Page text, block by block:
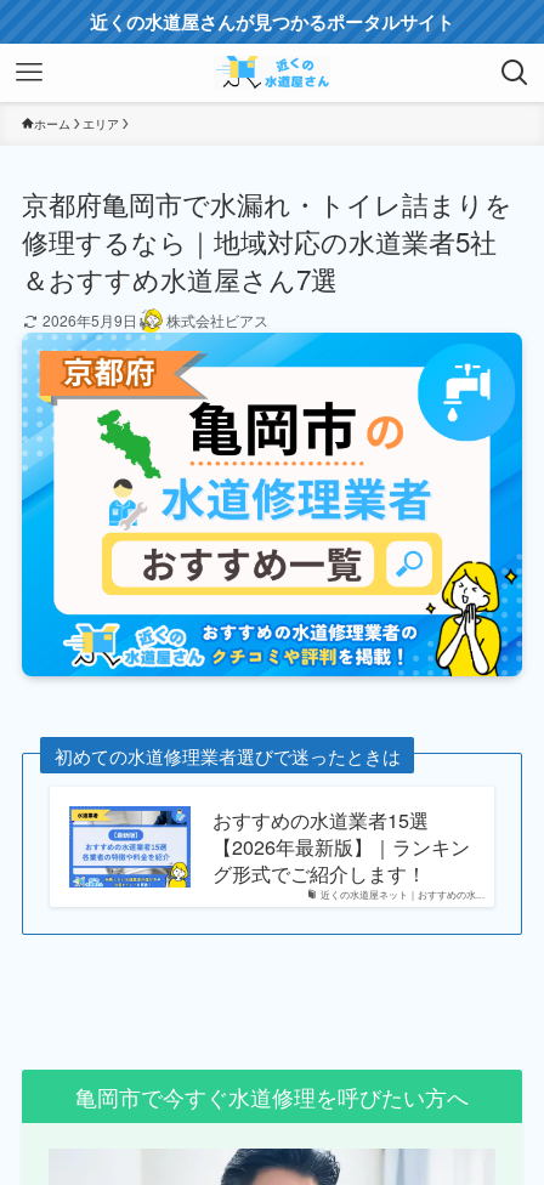
近くの水道屋さんが見つかるポータルサイト
ホーム エリア
京都府亀岡市で水漏れ・トイレ詰まりを
修理するなら｜地域対応の水道業者5社
＆おすすめ水道屋さん7選
2026年5月9日 株式会社ビアス
初めての水道修理業者選びで迷ったときは
近くの水道屋ネット｜おすすめの水...
おすすめの水道業者15選
【2026年最新版】｜ランキン
グ形式でご紹介します！
亀岡市で今すぐ水道修理を呼びたい方へ